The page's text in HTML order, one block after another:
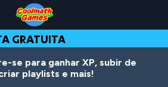
GRATUITA
se para ganhar XP, subir de
playlists e mais!